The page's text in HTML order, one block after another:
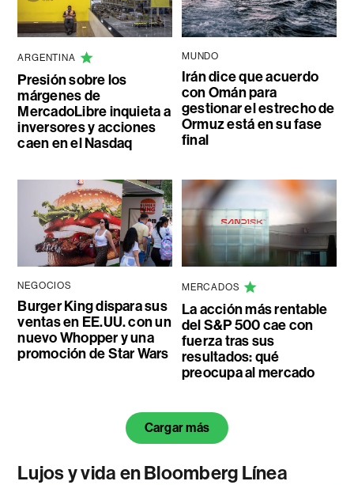
ARGENTINA
Presión sobre los
márgenes de
MercadoLibre inquieta a
inversores y acciones
caen en el Nasdaq
MUNDO
Irán dice que acuerdo
con Omán para
gestionar el estrecho de
Ormuz está en su fase
final
NEGOCIOS
Burger King dispara sus
ventas en EE.UU. con un
nuevo Whopper y una
promoción de Star Wars
MERCADOS
La acción más rentable
del S&P 500 cae con
fuerza tras sus
resultados: qué
preocupa al mercado
Cargar más
Lujos y vida en Bloomberg Línea